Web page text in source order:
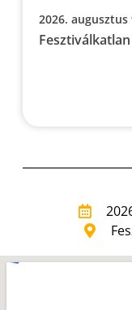
2026. augusztus